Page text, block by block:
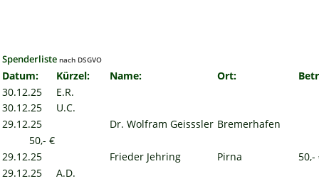
Spenderliste nach DSGVO
Datum: Kürzel: Name: Ort:
30.12.25
E.R.
30.12.25
U.C.
29.12.25
Dr. Wolfram Geisssler Bremerhafen
50,- €
29.12.25
Frieder Jehring Pirna
50,-
29.12.25
A.D.